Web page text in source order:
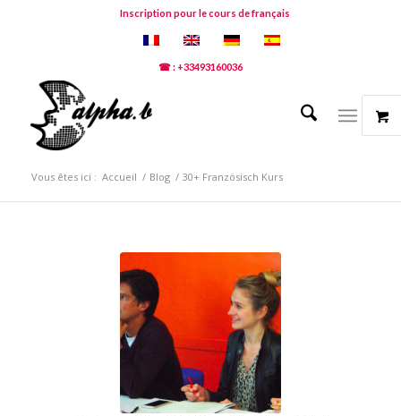
Inscription pour le cours de français
☎ : +33493160036
Vous êtes ici : Accueil / Blog / 30+ Französisch Kurs